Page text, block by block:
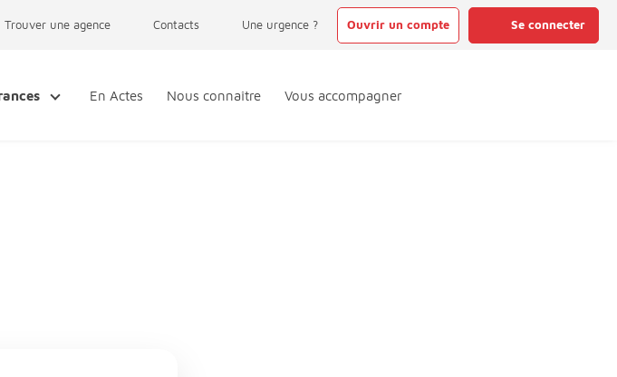
Trouver une agence Contacts Une urgence ? Ouvrir un compte Se connecter
En Actes Nous connaître Vous accompagner